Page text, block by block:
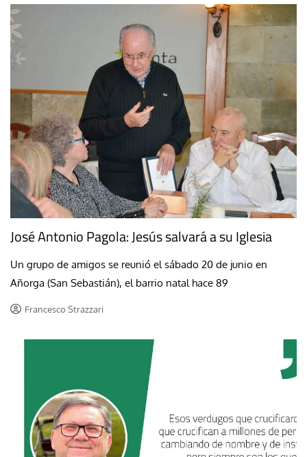
José Antonio Pagola: Jesús salvará a su Iglesia
Un grupo de amigos se reunió el sábado 20 de junio en
Añorga (San Sebastián), el barrio natal hace 89
Francesco Strazzari